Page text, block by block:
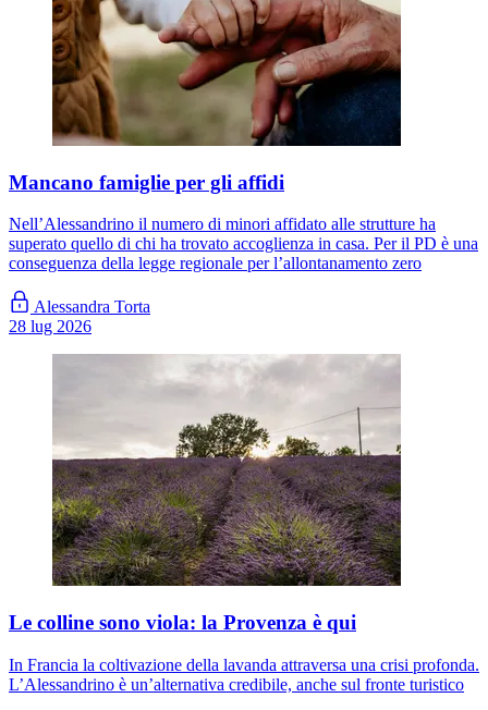
Mancano famiglie per gli affidi
Nell’Alessandrino il numero di minori affidato alle strutture ha
superato quello di chi ha trovato accoglienza in casa. Per il PD è una
conseguenza della legge regionale per l’allontanamento zero
Alessandra Torta
28 lug 2026
Le colline sono viola: la Provenza è qui
In Francia la coltivazione della lavanda attraversa una crisi profonda.
L’Alessandrino è un’alternativa credibile, anche sul fronte turistico